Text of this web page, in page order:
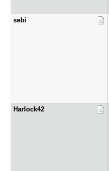
sebi
Harlock42